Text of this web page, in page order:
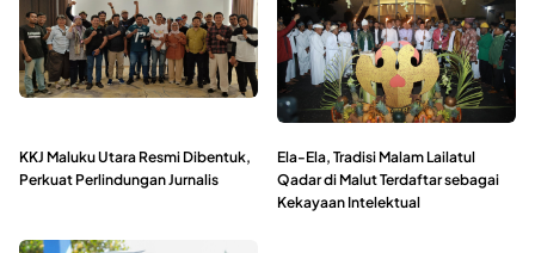
KKJ Maluku Utara Resmi Dibentuk,
Perkuat Perlindungan Jurnalis
Ela-Ela, Tradisi Malam Lailatul
Qadar di Malut Terdaftar sebagai
Kekayaan Intelektual